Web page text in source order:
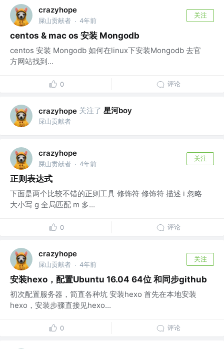
crazyhope
屎山贡献者 · 4年前
关注
centos & mac os 安装 Mongodb
centos 安装 Mongodb 如何在linux下安装Mongodb 去官
方网站找到...
0 评论
crazyhope 关注了 星河boy
屎山贡献者
crazyhope
屎山贡献者 · 4年前
关注
正则表达式
下面是两个比较不错的正则工具 修饰符 修饰符 描述 i 忽略
大小写 g 全局匹配 m 多...
0 评论
crazyhope
屎山贡献者 · 4年前
关注
安装hexo，配置Ubuntu 16.04 64位 和同步github
初次配置服务器，简直各种坑 安装hexo 首先在本地安装
hexo，安装步骤直接见hexo...
0 评论